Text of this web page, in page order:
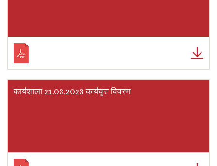
कार्यशाला 21.03.2023 कार्यवृत्त विवरण